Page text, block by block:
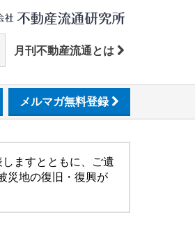
月刊不動産流通とは
メルマガ無料登録
ますとともに、ご遺
災地の復旧・復興が